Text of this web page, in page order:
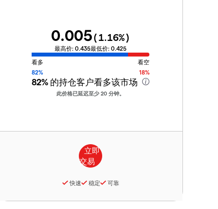
0.005(1.16%)
最高价: 0.435最低价: 0.425
看多
看空
82%
18%
82% 的持仓客户看多该市场
此价格已延迟至少 20 分钟。
快速 稳定 可靠